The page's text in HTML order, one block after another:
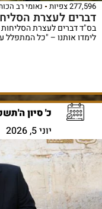
277,596 צפיות נאומי רב
דברים לעצרת
בס"ד דברים לעצרת הסליחות
לימדו אותנו – "כל המתפלל
כ' סיון
יוני 5, 2026